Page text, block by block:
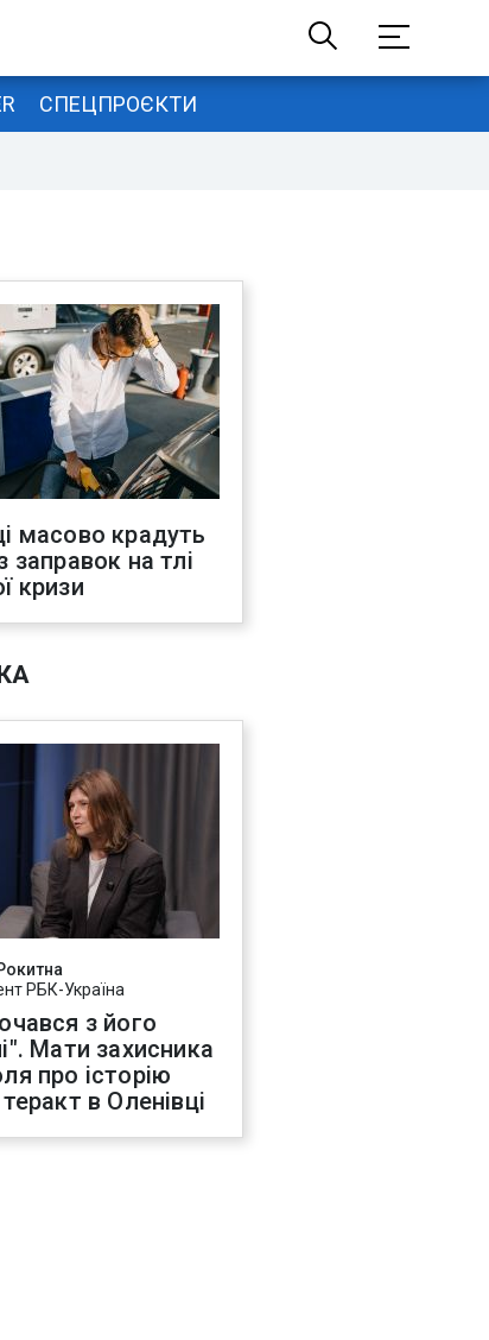
СПЕЦПРОЄКТИ
масово крадуть
заправок на тлі
кризи
РБК-Україна
з його
Мати захисника
про історію
в Оленівці